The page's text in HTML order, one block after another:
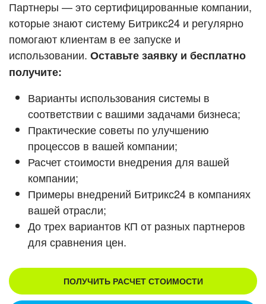
ВХОД
ВХОД
Смотреть видеокейсы
Партнеры — это сертифицированные компании,
которые знают систему Битрикс24 и регулярно
помогают клиентам в ее запуске и
использовании. Оставьте заявку и бесплатно
получите:
Варианты использования системы в
соответствии с вашими задачами бизнеса;
Практические советы по улучшению
процессов в вашей компании;
Расчет стоимости внедрения для вашей
компании;
Примеры внедрений Битрикс24 в компаниях
вашей отрасли;
До трех вариантов КП от разных партнеров
для сравнения цен.
ПОЛУЧИТЬ РАСЧЕТ СТОИМОСТИ